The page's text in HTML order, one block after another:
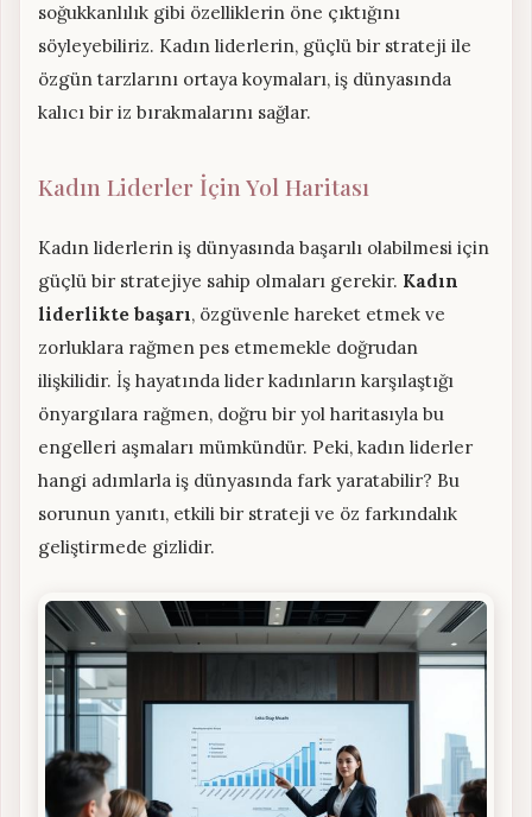
soğukkanlılık gibi özelliklerin öne çıktığını
söyleyebiliriz. Kadın liderlerin, güçlü bir strateji ile
özgün tarzlarını ortaya koymaları, iş dünyasında
kalıcı bir iz bırakmalarını sağlar.
Kadın Liderler İçin Yol Haritası
Kadın liderlerin iş dünyasında başarılı olabilmesi için
güçlü bir stratejiye sahip olmaları gerekir. Kadın
liderlikte başarı, özgüvenle hareket etmek ve
zorluklara rağmen pes etmemekle doğrudan
ilişkilidir. İş hayatında lider kadınların karşılaştığı
önyargılara rağmen, doğru bir yol haritasıyla bu
engelleri aşmaları mümkündür. Peki, kadın liderler
hangi adımlarla iş dünyasında fark yaratabilir? Bu
sorunun yanıtı, etkili bir strateji ve öz farkındalık
geliştirmede gizlidir.